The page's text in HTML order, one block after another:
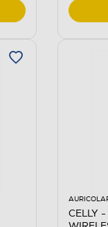
CELLY